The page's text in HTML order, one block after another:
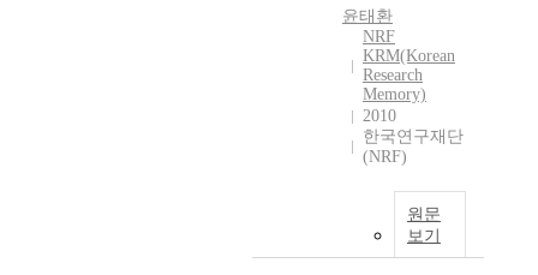
윤태환
NRF
KRM(Korean
Research
Memory)
2010
한국연구재단
(NRF)
원문
보기